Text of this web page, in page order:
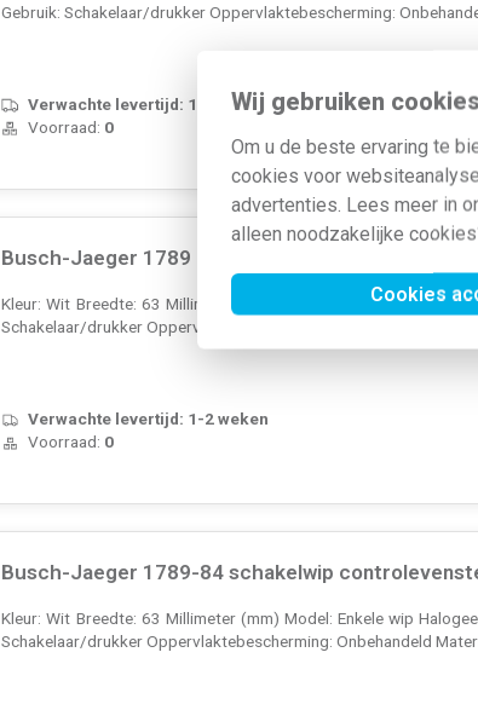
Wij gebruiken cookies
Om u de beste ervaring te
cookies voor
advertenties. Lees meer in
alleen noodzakelijke
Cookies
Gebruik: Schakelaar/drukker Oppervlaktebescherming:
Verwachte levertijd: 1-2 weken
Voorraad: 0
Busch-Jaeger 1789 N-84 schakelwip
Kleur: Wit Breedte: 63 Millimeter (mm) Model: Enkele wip
Schakelaar/drukker Oppervlaktebescherming: Onbehandeld
Verwachte levertijd: 1-2 weken
Voorraad: 0
Busch-Jaeger 1789-84 schakelwip
Kleur: Wit Breedte: 63 Millimeter (mm) Model: Enkele wip
Schakelaar/drukker Oppervlaktebescherming: Onbehandeld